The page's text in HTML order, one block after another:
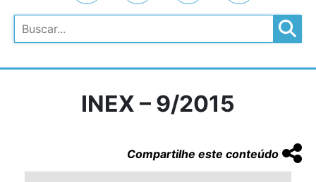
Pesquisar
INEX – 9/2015
Compartilhe este conteúdo